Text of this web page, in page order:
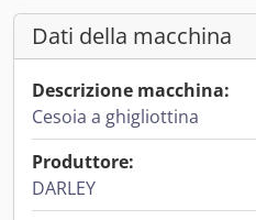
Dati della macchina
Descrizione macchina:
Cesoia a ghigliottina
Produttore:
DARLEY